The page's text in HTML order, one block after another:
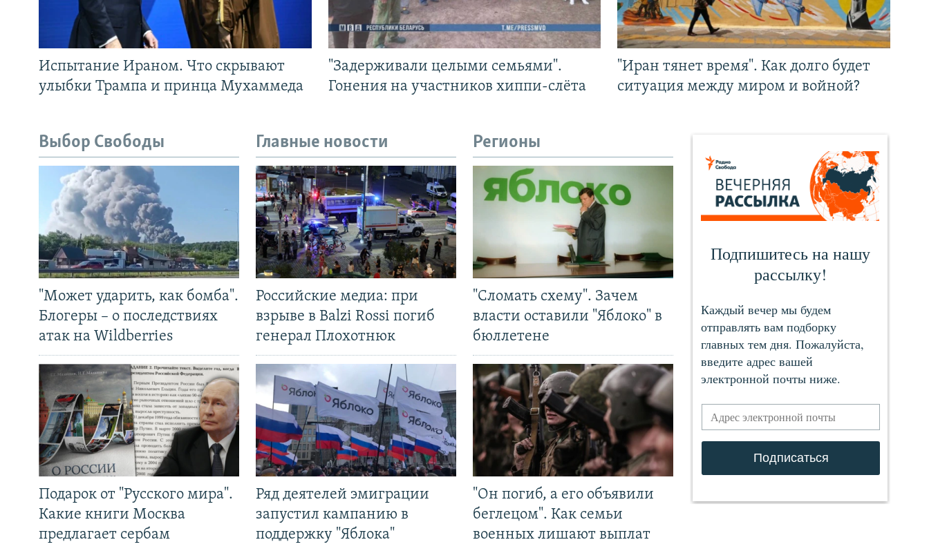
Испытание Ираном. Что скрывают
улыбки Трампа и принца Мухаммеда
"Задерживали целыми семьями".
Гонения на участников хиппи-слёта
"Иран тянет время". Как долго будет
ситуация между миром и войной?
Выбор Свободы
"Может ударить, как бомба".
Блогеры – о последствиях
атак на Wildberries
Подарок от "Русского мира".
Какие книги Москва
предлагает сербам
Главные новости
Российские медиа: при
взрыве в Balzi Rossi погиб
генерал Плохотнюк
Ряд деятелей эмиграции
запустил кампанию в
поддержку "Яблока"
Регионы
"Сломать схему". Зачем
власти оставили "Яблоко" в
бюллетене
"Он погиб, а его объявили
беглецом". Как семьи
военных лишают выплат